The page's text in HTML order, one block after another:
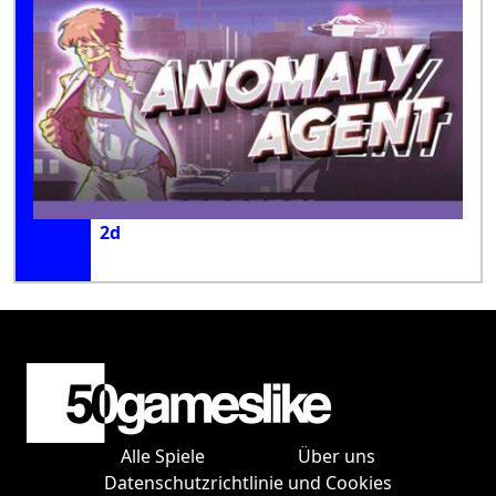
2d
Alle Spiele
Über uns
Datenschutzrichtlinie und Cookies